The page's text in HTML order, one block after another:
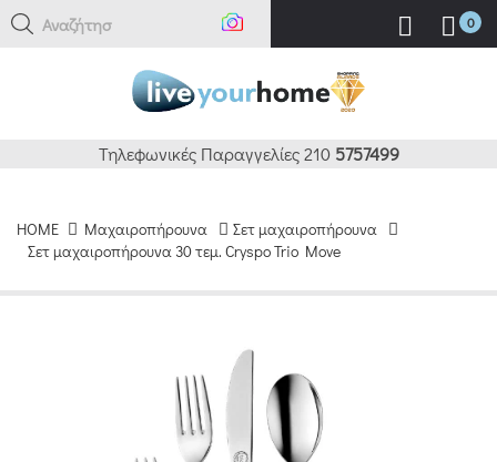
Αναζήτηση 0
Τηλεφωνικές Παραγγελίες 210 5757499
HOME Μαχαιροπήρουνα
Σετ μαχαιροπήρουνα
Σετ μαχαιροπήρουνα 30 τεμ. Cryspo Trio Move